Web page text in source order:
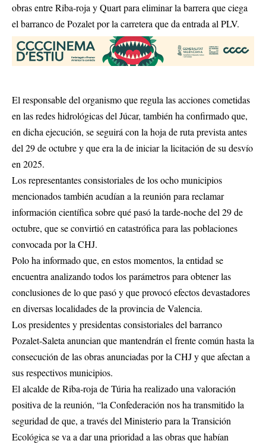
obras entre Riba-roja y Quart para eliminar la barrera que ciega
el barranco de Pozalet por la carretera que da entrada al PLV.
El responsable del organismo que regula las acciones cometidas
en las redes hidrológicas del Júcar, también ha confirmado que,
en dicha ejecución, se seguirá con la hoja de ruta prevista antes
del 29 de octubre y que era la de iniciar la licitación de su desvío
en 2025.
Los representantes consistoriales de los ocho municipios
mencionados también acudían a la reunión para reclamar
información científica sobre qué pasó la tarde-noche del 29 de
octubre, que se convirtió en catastrófica para las poblaciones
convocada por la CHJ.
Polo ha informado que, en estos momentos, la entidad se
encuentra analizando todos los parámetros para obtener las
conclusiones de lo que pasó y que provocó efectos devastadores
en diversas localidades de la provincia de Valencia.
Los presidentes y presidentas consistoriales del barranco
Pozalet-Saleta anuncian que mantendrán el frente común hasta la
consecución de las obras anunciadas por la CHJ y que afectan a
sus respectivos municipios.
El alcalde de Riba-roja de Túria ha realizado una valoración
positiva de la reunión, “la Confederación nos ha transmitido la
seguridad de que, a través del Ministerio para la Transición
Ecológica se va a dar una prioridad a las obras que habían